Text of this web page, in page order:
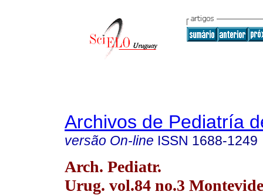
Archivos de Pediatría
versão On-line ISSN 1688-1249
Arch. Pediatr.
Urug. vol.84 no.3